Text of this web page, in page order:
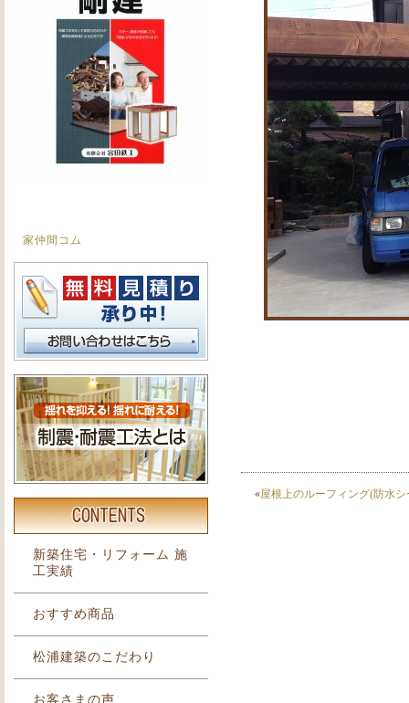
«屋根上のルーフィング(防水シ
家仲間コム
新築住宅・リフォーム 施
工実績
おすすめ商品
松浦建築のこだわり
お客さまの声